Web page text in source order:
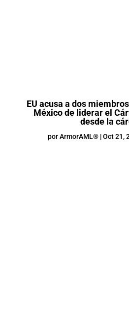
EU acusa a dos
México de liderar el
desde la
porArmorAML® |Oct 21,